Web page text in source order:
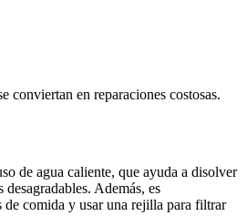
conviertan en reparaciones costosas.
de agua caliente, que ayuda a disolver
Además, es
de comida y usar una rejilla para filtrar